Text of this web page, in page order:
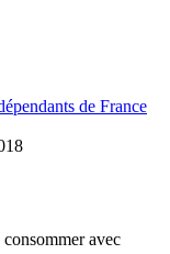
de France
avec